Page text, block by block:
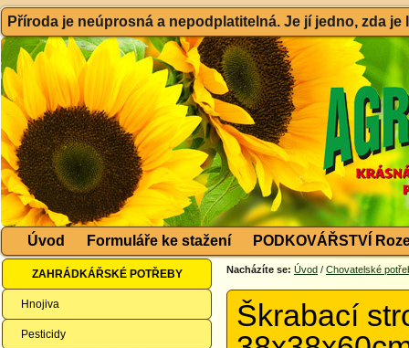
Příroda je neúprosná a nepodplatitelná. Je jí jedno, zda
Úvod Formuláře ke stažení PODKOVÁŘSTVÍ
ZAHRÁDKÁŘSKÉ POTŘEBY
Hnojiva
Pesticidy
Nacházíte se: Úvod / Chovatelské
Škrabací